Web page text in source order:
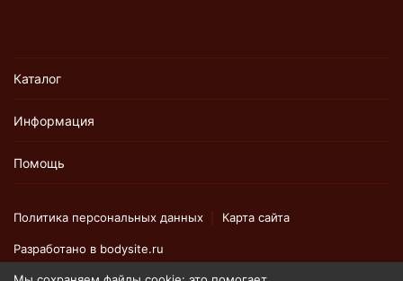
Каталог
Информация
Помощь
Политика персональных данных Карта сайта
Разработано в bodysite.ru